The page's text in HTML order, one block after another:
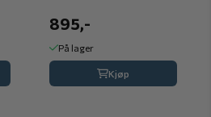
895,-
På lager
Kjøp